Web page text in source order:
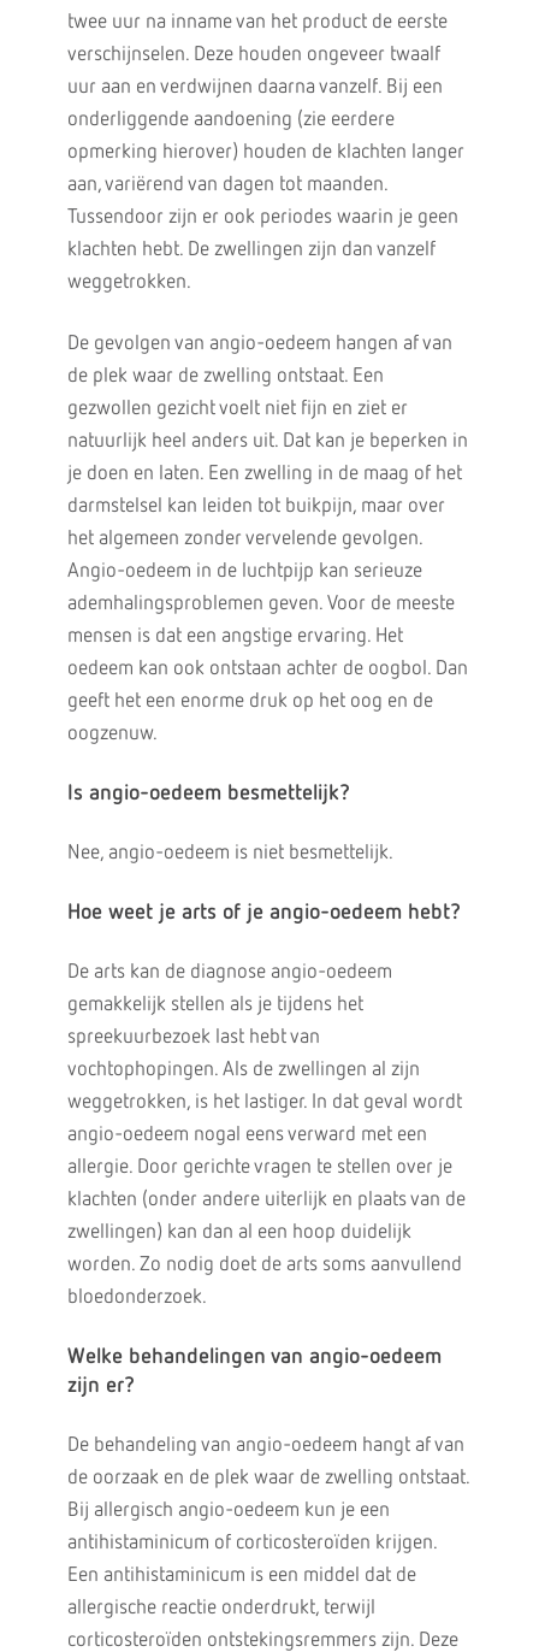
twee uur na inname van het product de eerste
verschijnselen. Deze houden ongeveer twaalf
uur aan en verdwijnen daarna vanzelf. Bij een
onderliggende aandoening (zie eerdere
opmerking hierover) houden de klachten langer
aan, variërend van dagen tot maanden.
Tussendoor zijn er ook periodes waarin je geen
klachten hebt. De zwellingen zijn dan vanzelf
weggetrokken.
De gevolgen van angio-oedeem hangen af van
de plek waar de zwelling ontstaat. Een
gezwollen gezicht voelt niet fijn en ziet er
natuurlijk heel anders uit. Dat kan je beperken in
je doen en laten. Een zwelling in de maag of het
darmstelsel kan leiden tot buikpijn, maar over
het algemeen zonder vervelende gevolgen.
Angio-oedeem in de luchtpijp kan serieuze
ademhalingsproblemen geven. Voor de meeste
mensen is dat een angstige ervaring. Het
oedeem kan ook ontstaan achter de oogbol. Dan
geeft het een enorme druk op het oog en de
oogzenuw.
Is angio-oedeem besmettelijk?
Nee, angio-oedeem is niet besmettelijk.
Hoe weet je arts of je angio-oedeem hebt?
De arts kan de diagnose angio-oedeem
gemakkelijk stellen als je tijdens het
spreekuurbezoek last hebt van
vochtophopingen. Als de zwellingen al zijn
weggetrokken, is het lastiger. In dat geval wordt
angio-oedeem nogal eens verward met een
allergie. Door gerichte vragen te stellen over je
klachten (onder andere uiterlijk en plaats van de
zwellingen) kan dan al een hoop duidelijk
worden. Zo nodig doet de arts soms aanvullend
bloedonderzoek.
Welke behandelingen van angio-oedeem
zijn er?
De behandeling van angio-oedeem hangt af van
de oorzaak en de plek waar de zwelling ontstaat.
Bij allergisch angio-oedeem kun je een
antihistaminicum of corticosteroïden krijgen.
Een antihistaminicum is een middel dat de
allergische reactie onderdrukt, terwijl
corticosteroïden ontstekingsremmers zijn. Deze